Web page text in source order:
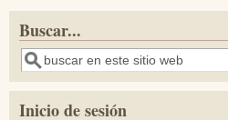
Buscar...
Buscar
Inicio de sesión